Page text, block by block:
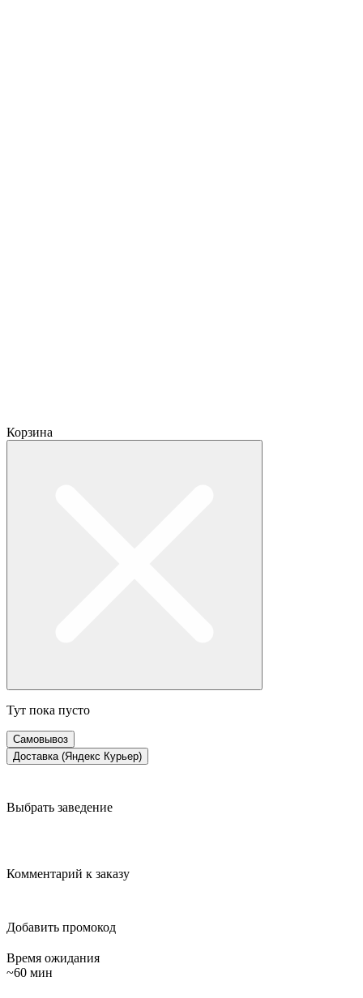
Корзина
Тут пока пусто
Самовывоз
Доставка (Яндекс Курьер)
Выбрать заведение
Комментарий к заказу
Добавить промокод
Время ожидания
~60 мин